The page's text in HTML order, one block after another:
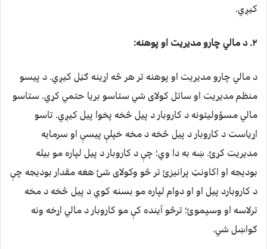
کیږي.
۲. د مالي چارو مدیریت او پوهنه:
د مالي چارو مدیریت او پوهنه تر هر څه اړینه ګڼل کیږي. د پیسو
منظم مدیریت او ساتل کولای شي ستاسو بریا حتمي کړي. ستاسو
مالي مسؤولیتونه د کاروبار د پيل څخه پخوا پیل کیږي. تاسو
اړیاست د کاروبار د پیل څخه د مخه خپلې پیسې او سرمایه
مدیریت کړئ. ښه به دا وي؛ چې د کاروبار د پیل لپاره مو بیله
بودیجه او اکاونټ پرانیزئ تر څو وکولای شئ هغه مقدار بودیجه چې
د کاروبارد پیل او او دوام لپاره مو بسنه کوي د پیل څخه د مخه
ترلاسه او وسپموئ؛ ترڅو آینده کې مو کاروبار د مالي اړخه ونه
ګواښل شي.